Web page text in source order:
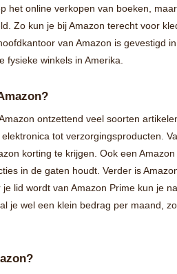
het online verkopen van boeken,
Zo kun je bij Amazon terecht voor
van Amazon is gevestigd
fysieke winkels in Amerika.
ontzettend veel soorten
tot verzorgingsproducten.
korting te krijgen. Ook een Amazon
in de gaten houdt. Verder is
lid wordt van Amazon Prime kun je
je wel een klein bedrag per maand,